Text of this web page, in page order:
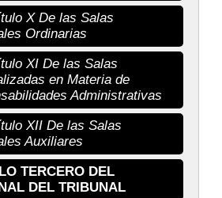
X De las Salas
Ordinarias
XI De las Salas
en Materia de
Administrativas
XII De las Salas
Auxiliares
TERCERO DEL
DEL TRIBUNAL